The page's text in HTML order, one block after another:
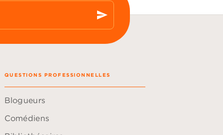
send
QUESTIONS PROFESSIONNELLES
Blogueurs
Comédiens